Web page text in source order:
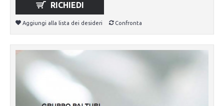
RICHIEDI
Aggiungi alla lista dei desideri Confronta